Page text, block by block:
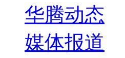
华腾动态
媒体报道